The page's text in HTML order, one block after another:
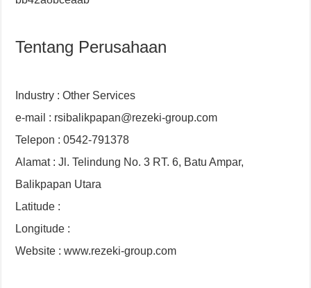
Tentang Perusahaan
Industry : Other Services
e-mail : rsibalikpapan@rezeki-group.com
Telepon : 0542-791378
Alamat : Jl. Telindung No. 3 RT. 6, Batu Ampar,
Balikpapan Utara
Latitude :
Longitude :
Website : www.rezeki-group.com